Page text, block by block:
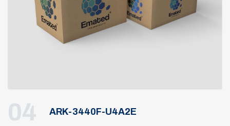
04 ARK-3440F-U4A2E